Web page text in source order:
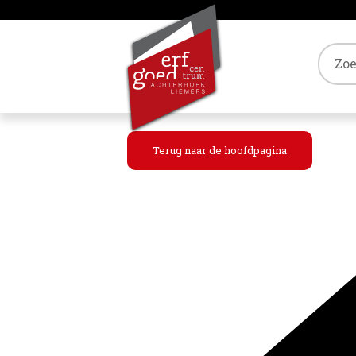
Terug naar de hoofdpagina